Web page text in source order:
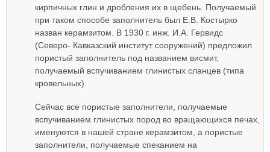
кирпичных глин и дробления их в щебень. Получаемый
при таком способе заполнитель был Е.В. Костырко
назван керамзитом. В 1930 г. инж. И.А. Гервидс
(Северо- Кавказский институт сооружений) предложил
пористый заполнитель под названием висмит,
получаемый вспучиванием глинистых сланцев (типа
кровельных).
Сейчас все пористые заполнители, получаемые
вспучиванием глинистых пород во вращающихся печах,
именуются в нашей стране керамзитом, а пористые
заполнители, получаемые спеканием на